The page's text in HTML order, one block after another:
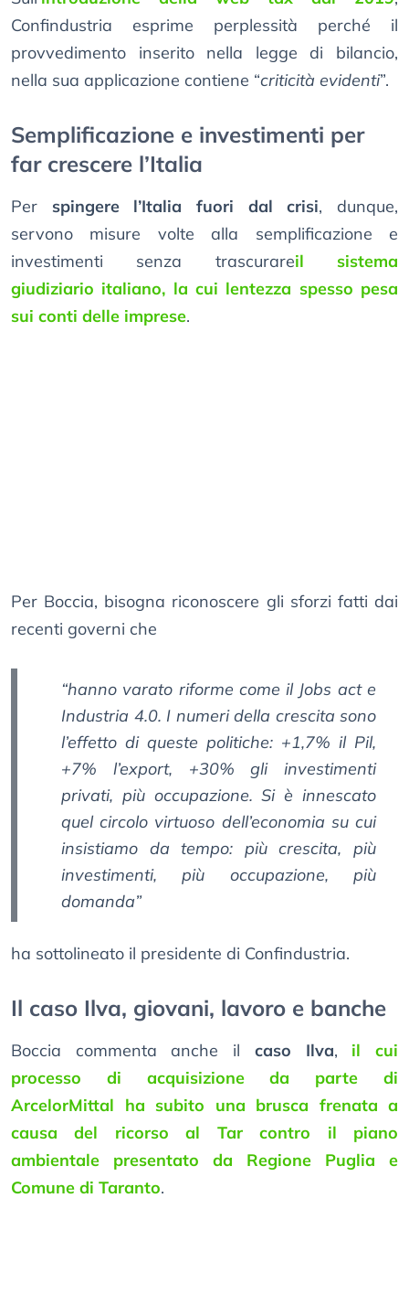
Confindustria esprime perplessità perché il
provvedimento inserito nella legge di bilancio,
nella sua applicazione contiene “criticità evidenti”.
Semplificazione e investimenti per
far crescere l’Italia
Per spingere l’Italia fuori dal crisi, dunque,
servono misure volte alla semplificazione e
investimenti senza trascurareil sistema
giudiziario italiano, la cui lentezza spesso pesa
sui conti delle imprese.
Per Boccia, bisogna riconoscere gli sforzi fatti dai
recenti governi che
“hanno varato riforme come il Jobs act e
Industria 4.0. I numeri della crescita sono
l’effetto di queste politiche: +1,7% il Pil,
+7% l’export, +30% gli investimenti
privati, più occupazione. Si è innescato
quel circolo virtuoso dell’economia su cui
insistiamo da tempo: più crescita, più
investimenti, più occupazione, più
domanda”
ha sottolineato il presidente di Confindustria.
Il caso Ilva, giovani, lavoro e banche
Boccia commenta anche il caso Ilva, il cui
processo di acquisizione da parte di
ArcelorMittal ha subito una brusca frenata a
causa del ricorso al Tar contro il piano
ambientale presentato da Regione Puglia e
Comune di Taranto.